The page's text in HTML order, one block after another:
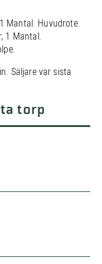
Mantal. Huvudrote.
1 Mantal.
Säljare var sista
torp